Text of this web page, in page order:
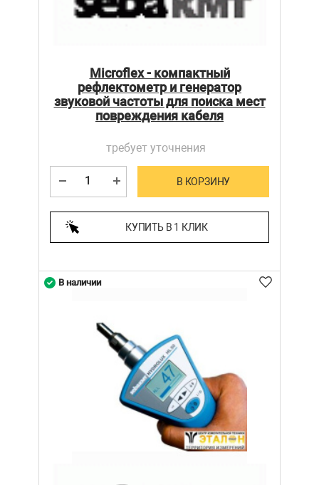
Microflex - компактный
рефлектометр и генератор
звуковой частоты для поиска мест
повреждения кабеля
требует уточнения
В КОРЗИНУ
КУПИТЬ В 1 КЛИК
В наличии